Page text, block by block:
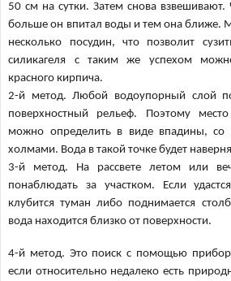
50 см на сутки. Затем снова
больше он впитал воды и тем она ближе.
несколько посудин, что позволит
силикагеля с таким же успехом
красного кирпича.
2-й метод. Любой водоупорный слой
поверхностный рельеф. Поэтому
можно определить в виде впадины, со
холмами. Вода в такой точке будет
3-й метод. На рассвете летом или
понаблюдать за участком. Если
клубится туман либо поднимается
вода находится близко от поверхности.
4-й метод. Это поиск с помощью
если относительно недалеко есть